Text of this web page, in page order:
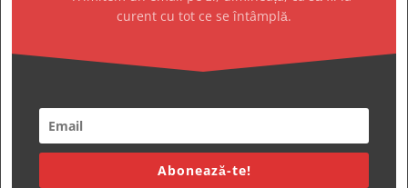
curent cu tot ce se întâmplă.
Abonează-te!